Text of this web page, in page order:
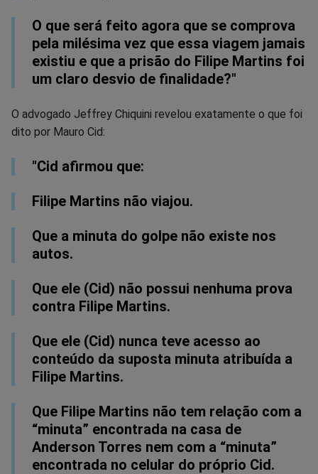
O que será feito agora que se comprova
pela milésima vez que essa viagem jamais
existiu e que a prisão do Filipe Martins foi
um claro desvio de finalidade?"
O advogado Jeffrey Chiquini revelou exatamente o que foi
dito por Mauro Cid:
"Cid afirmou que:
Filipe Martins não viajou.
Que a ⁠minuta do golpe não existe nos
autos.
Que ele (Cid) não possui nenhuma prova
contra Filipe Martins.
Que ele (Cid) nunca teve acesso ao
conteúdo da suposta minuta atribuída a
Filipe Martins.
Que Filipe Martins não tem relação com a
“minuta” encontrada na casa de
Anderson Torres nem com a “minuta”
encontrada no celular do próprio Cid.